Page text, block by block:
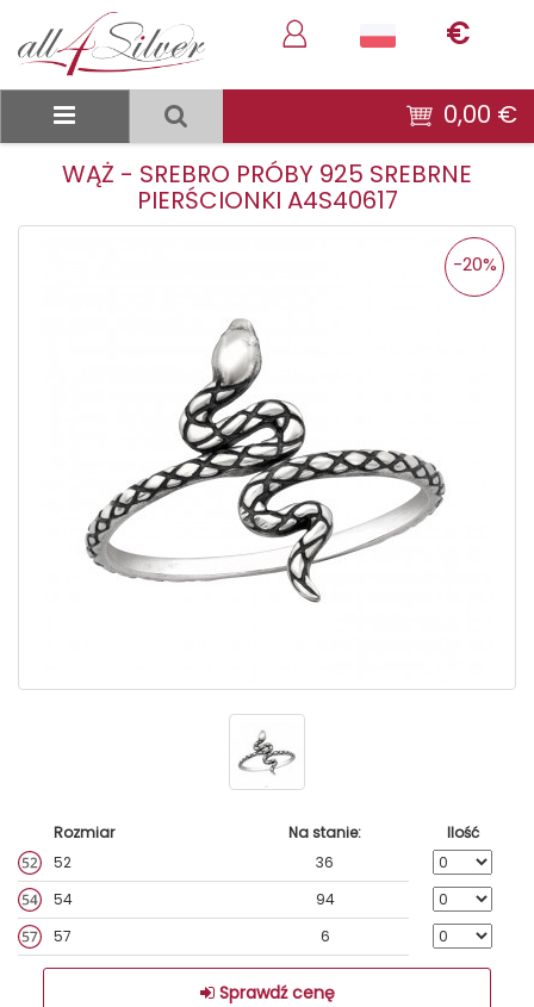
€
0,00 €
WĄŻ - SREBRO PRÓBY 925 SREBRNE
PIERŚCIONKI A4S40617
-20%
Rozmiar Na stanie:
Ilość
52
36
54
94
57
6
Sprawdź cenę